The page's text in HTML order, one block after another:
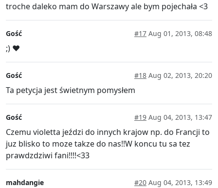
troche daleko mam do Warszawy ale bym pojechała <3
Gość #17 Aug 01, 2013, 08:48
;) ♥
Gość #18 Aug 02, 2013, 20:20
Ta petycja jest świetnym pomysłem
Gość #19 Aug 04, 2013, 13:47
Czemu violetta jeździ do innych krajow np. do Francji to
juz blisko to moze takze do nas!!W koncu tu sa tez
prawdzdziwi fani!!!!<33
mahdangie #20 Aug 04, 2013, 13:49